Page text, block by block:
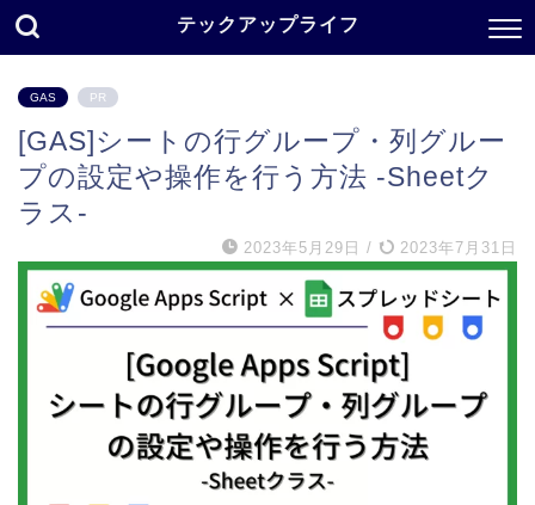
テックアップライフ
GAS PR
[GAS]シートの行グループ・列グルー
プの設定や操作を行う方法 -Sheetク
ラス-
2023年5月29日 / 2023年7月31日